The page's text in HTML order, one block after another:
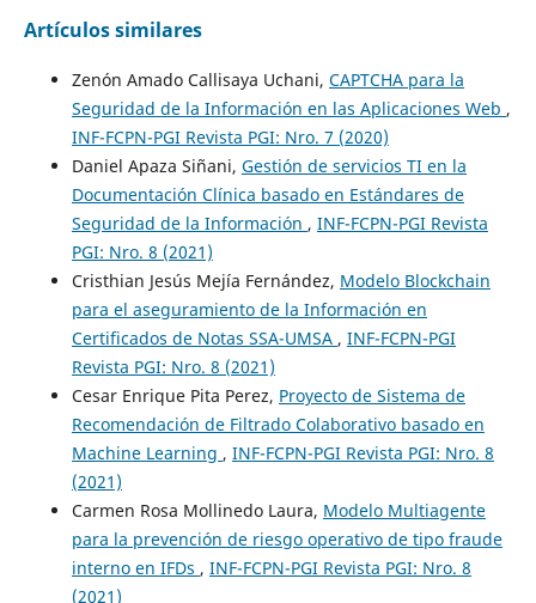
Artículos similares
Zenón Amado Callisaya Uchani, CAPTCHA para la
Seguridad de la Información en las Aplicaciones Web ,
INF-FCPN-PGI Revista PGI: Nro. 7 (2020)
Daniel Apaza Siñani, Gestión de servicios TI en la
Documentación Clínica basado en Estándares de
Seguridad de la Información , INF-FCPN-PGI Revista
PGI: Nro. 8 (2021)
Cristhian Jesús Mejía Fernández, Modelo Blockchain
para el aseguramiento de la Información en
Certificados de Notas SSA-UMSA , INF-FCPN-PGI
Revista PGI: Nro. 8 (2021)
Cesar Enrique Pita Perez, Proyecto de Sistema de
Recomendación de Filtrado Colaborativo basado en
Machine Learning , INF-FCPN-PGI Revista PGI: Nro. 8
(2021)
Carmen Rosa Mollinedo Laura, Modelo Multiagente
para la prevención de riesgo operativo de tipo fraude
interno en IFDs , INF-FCPN-PGI Revista PGI: Nro. 8
(2021)